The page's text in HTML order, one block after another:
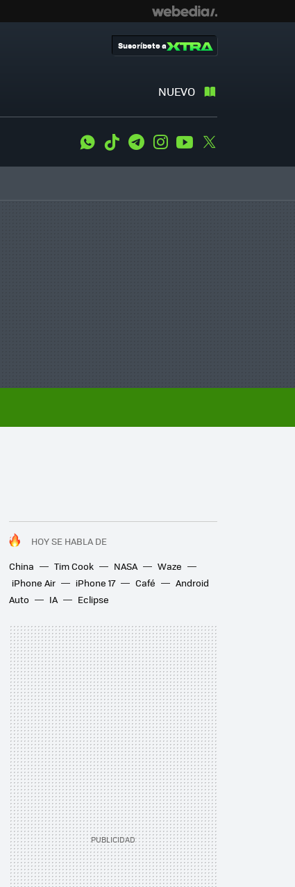
NUEVO
Suscríbete a
WhatsApp
Tiktok TelegramInstagramYoutube
HOY SE HABLA DE
China
Tim Cook NASA
Waze
iPhone Air
iPhone 17 Café
Android
Auto
IA Eclipse